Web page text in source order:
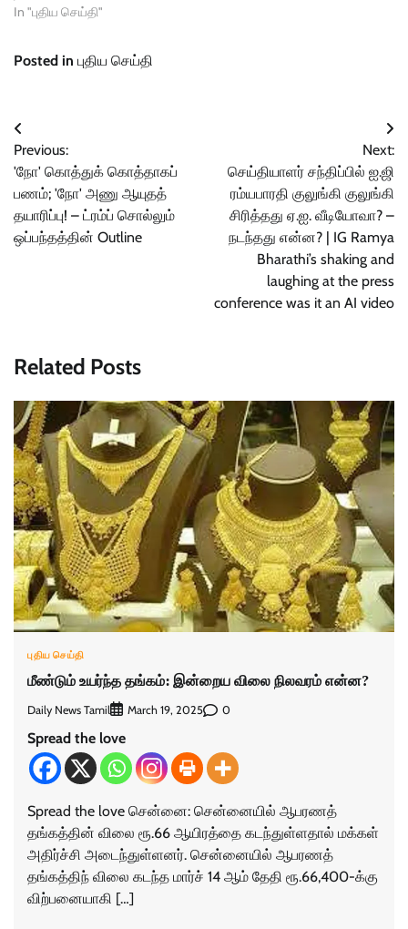
In "புதிய செய்தி"
Posted in புதிய செய்தி
Post
navigation
Previous:
'நோ' கொத்துக் கொத்தாகப்
பணம்; 'நோ' அணு ஆயுதத்
தயாரிப்பு! – ட்ரம்ப் சொல்லும்
ஒப்பந்தத்தின் Outline
Next:
செய்தியாளர் சந்திப்பில் ஐ.ஜி
ரம்யபாரதி குலுங்கி குலுங்கி
சிரித்தது ஏ.ஐ. வீடியோவா? –
நடந்தது என்ன? | IG Ramya
Bharathi’s shaking and
laughing at the press
conference was it an AI video
Related Posts
புதிய செய்தி
மீண்டும் உயர்ந்த தங்கம்: இன்றைய விலை நிலவரம் என்ன?
Daily News Tamil March 19, 2025 0
Spread the love
Spread the love சென்னை: சென்னையில் ஆபரணத்
தங்கத்தின் விலை ரூ.66 ஆயிரத்தை கடந்துள்ளதால் மக்கள்
அதிர்ச்சி அடைந்துள்ளனர். சென்னையில் ஆபரணத்
தங்கத்திந் விலை கடந்த மார்ச் 14 ஆம் தேதி ரூ.66,400-க்கு
விற்பனையாகி […]